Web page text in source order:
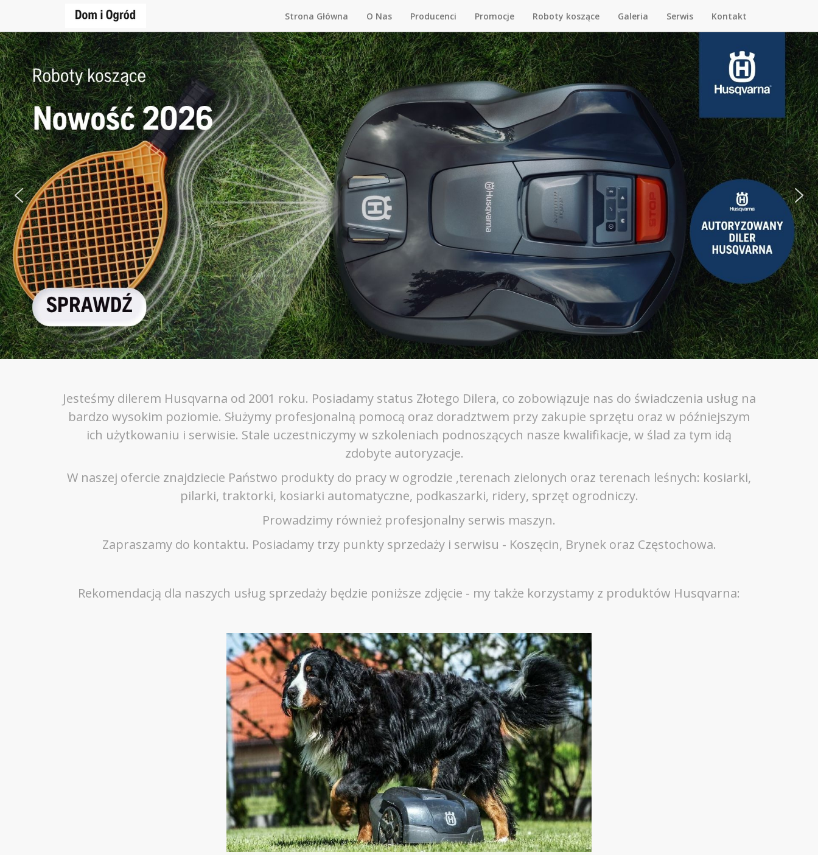
Strona Główna O Nas Producenci Promocje Roboty koszące Galeria Serwis Kontakt
Jesteśmy dilerem Husqvarna od 2001 roku. Posiadamy status Złotego Dilera, co zobowiązuje nas do świadczenia usług na
bardzo wysokim poziomie. Służymy profesjonalną pomocą oraz doradztwem przy zakupie sprzętu oraz w późniejszym
ich użytkowaniu i serwisie. Stale uczestniczymy w szkoleniach podnoszących nasze kwalifikacje, w ślad za tym idą
zdobyte autoryzacje.
W naszej ofercie znajdziecie Państwo produkty do pracy w ogrodzie ,terenach zielonych oraz terenach leśnych: kosiarki,
pilarki, traktorki, kosiarki automatyczne, podkaszarki, ridery, sprzęt ogrodniczy.
Prowadzimy również profesjonalny serwis maszyn.
Zapraszamy do kontaktu. Posiadamy trzy punkty sprzedaży i serwisu - Koszęcin, Brynek oraz Częstochowa.
Rekomendacją dla naszych usług sprzedaży będzie poniższe zdjęcie - my także korzystamy z produktów Husqvarna: